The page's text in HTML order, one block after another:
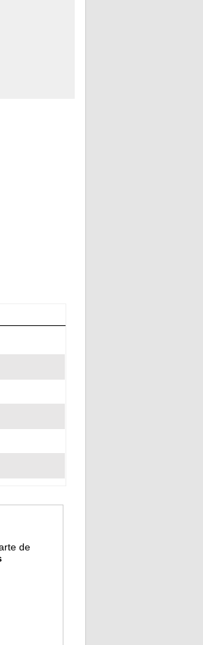
de